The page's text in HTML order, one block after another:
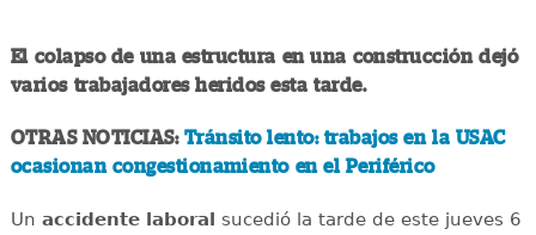
El colapso de una estructura en una construcción dejó
varios trabajadores heridos esta tarde.
OTRAS NOTICIAS:Tránsito lento: trabajos en la USAC
ocasionan congestionamiento en el Periférico
Un accidente laboral sucedió la tarde de este jueves 6